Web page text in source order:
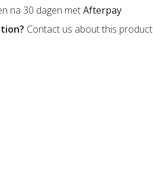
na 30 dagen metAfterpay
Contact us about this product